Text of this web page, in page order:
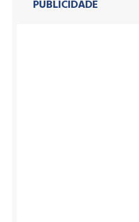
PUBLICIDADE